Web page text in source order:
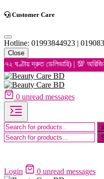
Customer Care
Hotline: 01993844923 |
Close
দ্রুত ডেলিভারি) | 💯
0 unread messages
Login 0 unread messages